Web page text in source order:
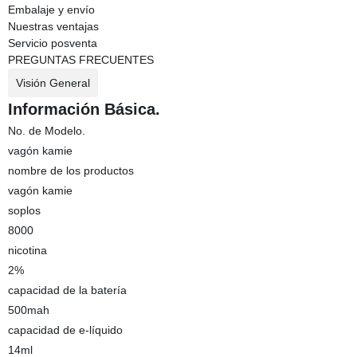
Embalaje y envío
Nuestras ventajas
Servicio posventa
PREGUNTAS FRECUENTES
Visión General
Información Básica.
No. de Modelo.
vagón kamie
nombre de los productos
vagón kamie
soplos
8000
nicotina
2%
capacidad de la batería
500mah
capacidad de e-líquido
14ml